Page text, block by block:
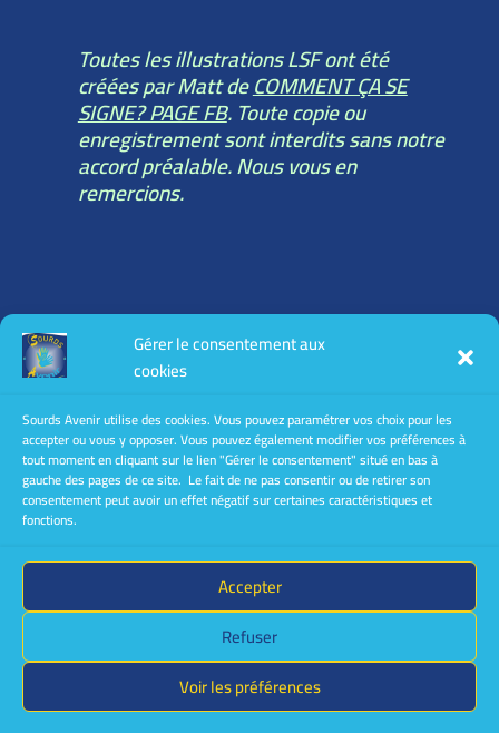
Gérer le consentement aux
cookies
Sourds Avenir utilise des cookies. Vous pouvez paramétrer vos choix pour les
accepter ou vous y opposer. Vous pouvez également modifier vos préférences à
tout moment en cliquant sur le lien "Gérer le consentement" situé en bas à
gauche des pages de ce site. Le fait de ne pas consentir ou de retirer son
consentement peut avoir un effet négatif sur certaines caractéristiques et
fonctions.
Accepter
Refuser
Voir les préférences
Toutes les illustrations LSF ont été
créées par Matt deCOMMENT ÇA SE
SIGNE? PAGE FB. Toute copie ou
enregistrement sont interdits sans notre
accord préalable. Nous vous en
remercions.
Toutes les informations légales :
mentions légales
conditions générales de vente
Politique de confidentialité
Le site a été créé et est géré par
THOMASwebmaster de l’association avec
WordPress et lethème DIVI